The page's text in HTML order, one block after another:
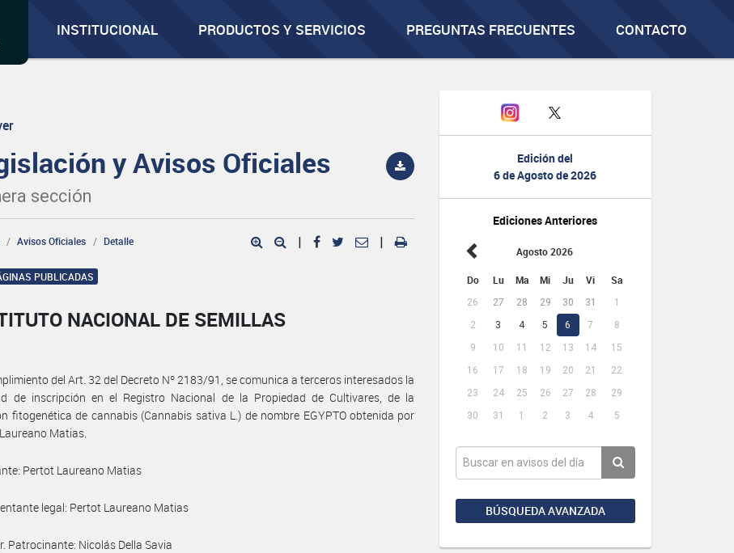
INSTITUCIONAL PRODUCTOS Y SERVICIOS PREGUNTAS FRECUENTES CONTACTO
Edición del
6 de Agosto de 2026
Ediciones Anteriores
Agosto 2026
Do Lu Ma Mi Ju Vi Sa
26 27 28 29 30 31
1
2
3 4 5 6 7
8
9
10 11 12 13 14
15
16
17 18 19 20 21
22
23
24 25 26 27 28
29
30
31 1 2 3 4 5
BÚSQUEDA AVANZADA
y Avisos Oficiales
sección
Avisos Oficiales Detalle | |
PUBLICADAS
NACIONAL DE SEMILLAS
del Art. 32 del Decreto Nº 2183/91, se comunica a terceros interesados la
de inscripción en el Registro Nacional de la Propiedad de Cultivares, de la
fitogenética de cannabis (Cannabis sativa L.) de nombre EGYPTO obtenida por
Matias.
Pertot Laureano Matias
legal: Pertot Laureano Matias
Patrocinante: Nicolás Della Savia